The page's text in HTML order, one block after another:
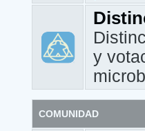
y
COMUNIDAD